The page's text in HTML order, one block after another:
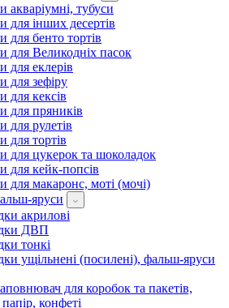
акваріумні, тубуси
для інших десертів
для бенто тортів
для Великодніх пасок
для еклерів
для зефіру
для кексів
для пряників
для рулетів
для тортів
для цукерок та шоколадок
для кейк-попсів
для макаронс, моті (мочі)
яруси
акрилові
ДВП
тонкі
ущільнені (посилені), фальш-яруси
для коробок та пакетів,
конфеті